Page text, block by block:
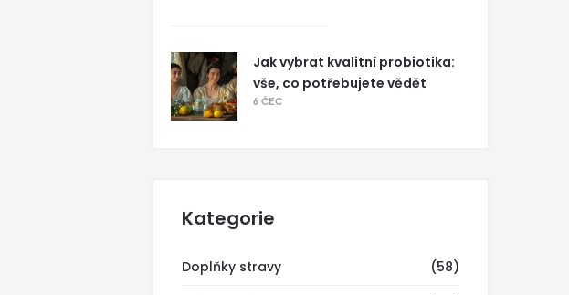
Jak vybrat kvalitní probiotika:
vše, co potřebujete vědět
6 ČEC
Kategorie
Doplňky stravy (58)